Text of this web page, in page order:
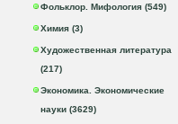
Фольклор. Мифология (549)
Химия (3)
Художественная литература
(217)
Экономика. Экономические
науки (3629)